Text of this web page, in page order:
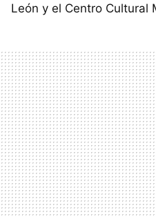
León y el Centro Cultural